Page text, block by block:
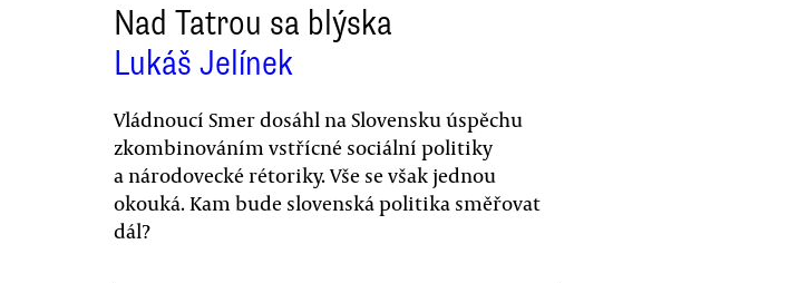
Nad Tatrou sa blýska
Lukáš Jelínek
Vládnoucí Smer dosáhl na Slovensku úspěchu
zkombinováním vstřícné sociální politiky
a národovecké rétoriky. Vše se však jednou
okouká. Kam bude slovenská politika směřovat
dál?